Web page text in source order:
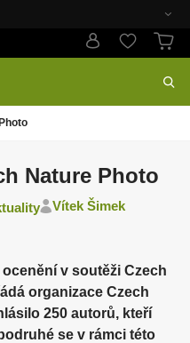
Nature Photo
Vítek Šimek
v soutěži Czech
organizace Czech
250 autorů, kteří
se v rámci této